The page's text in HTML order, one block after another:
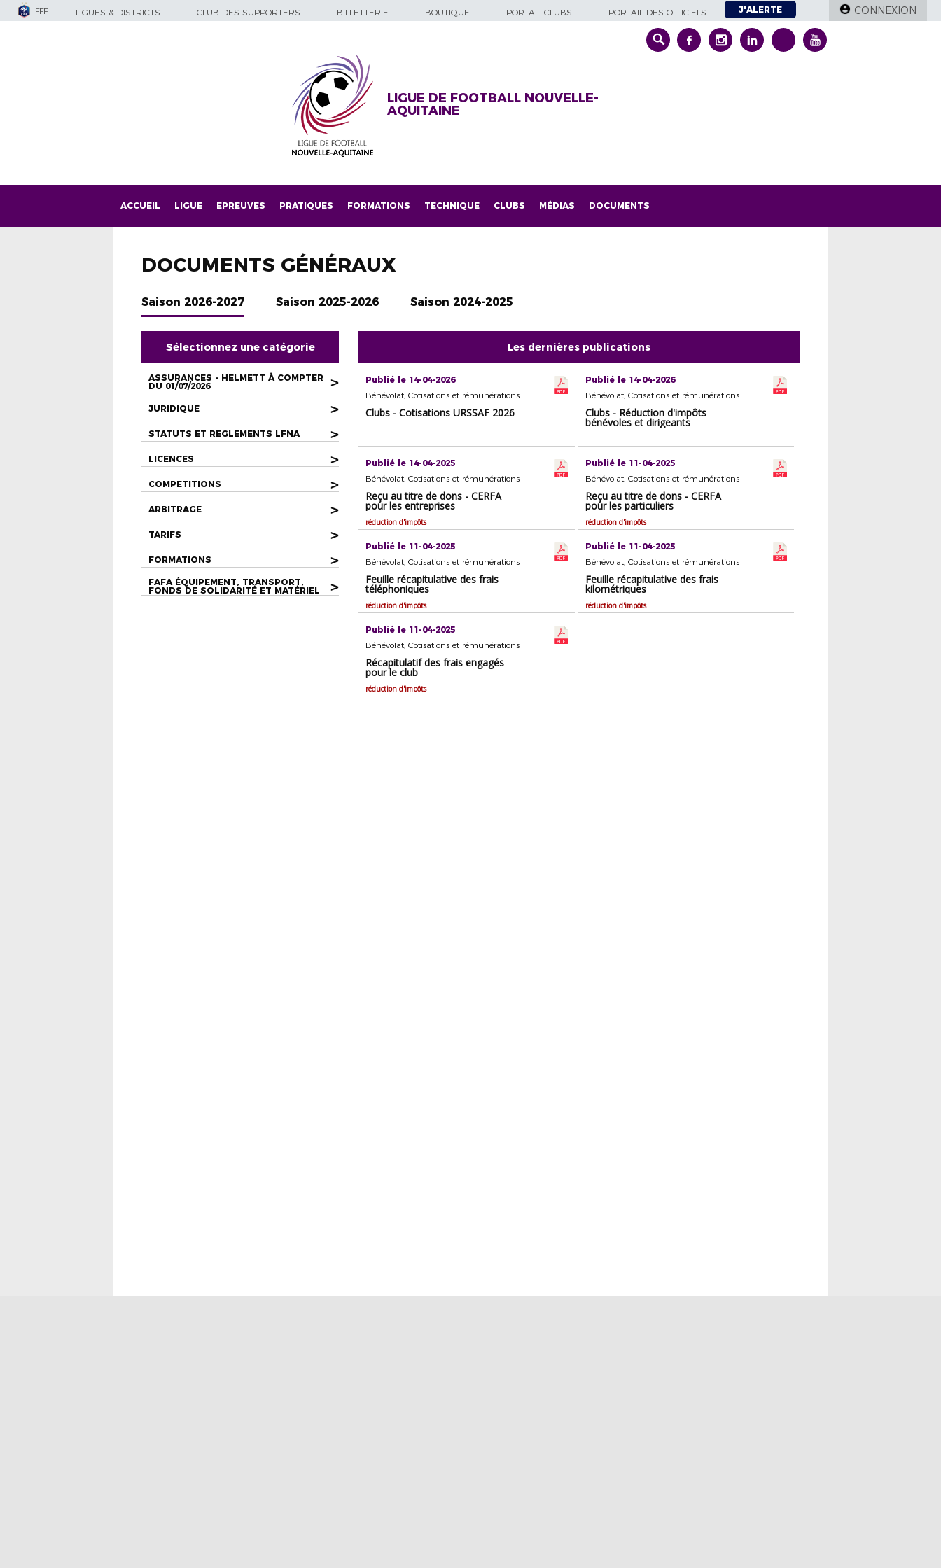
FFF LIGUES & DISTRICTS CLUB DES SUPPORTERS BILLETTERIE BOUTIQUE PORTAIL CLUBS PORTAIL DES OFFICIELS J'ALERTE CONNEXION
LIGUE DE FOOTBALL NOUVELLE-
AQUITAINE
ACCUEIL LIGUE EPREUVES PRATIQUES FORMATIONS TECHNIQUE CLUBS MÉDIAS DOCUMENTS
DOCUMENTS GÉNÉRAUX
Saison 2026-2027 Saison 2025-2026 Saison 2024-2025
Sélectionnez une catégorie
ASSURANCES - HELMETT À COMPTER
DU 01/07/2026
>
JURIDIQUE >
STATUTS ET REGLEMENTS LFNA >
LICENCES >
COMPETITIONS >
ARBITRAGE >
TARIFS >
FORMATIONS >
FAFA ÉQUIPEMENT, TRANSPORT,
FONDS DE SOLIDARITÉ ET MATÉRIEL
>
Les dernières publications
Publié le 14-04-2026
Bénévolat, Cotisations et rémunérations
Clubs - Cotisations URSSAF 2026
Publié le 14-04-2026
Bénévolat, Cotisations et rémunérations
Clubs - Réduction d'impôts
bénévoles et dirigeants
Publié le 14-04-2025
Bénévolat, Cotisations et rémunérations
Reçu au titre de dons - CERFA
pour les entreprises
réduction d'impôts
Publié le 11-04-2025
Bénévolat, Cotisations et rémunérations
Reçu au titre de dons - CERFA
pour les particuliers
réduction d'impôts
Publié le 11-04-2025
Bénévolat, Cotisations et rémunérations
Feuille récapitulative des frais
téléphoniques
réduction d'impôts
Publié le 11-04-2025
Bénévolat, Cotisations et rémunérations
Feuille récapitulative des frais
kilométriques
réduction d'impôts
Publié le 11-04-2025
Bénévolat, Cotisations et rémunérations
Récapitulatif des frais engagés
pour le club
réduction d'impôts